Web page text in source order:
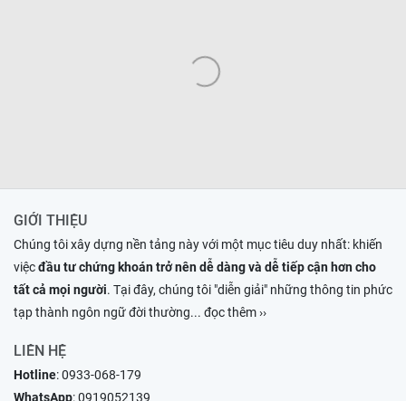
GIỚI THIỆU
Chúng tôi xây dựng nền tảng này với một mục tiêu duy nhất: khiến
việcđầu tư chứng khoán trở nên dễ dàng và dễ tiếp cận hơn cho
tất cả mọi người. Tại đây, chúng tôi "diễn giải" những thông tin phức
tạp thành ngôn ngữ đời thường... đọc thêm ››
LIÊN HỆ
Hotline:0933-068-179
WhatsApp:0919052139